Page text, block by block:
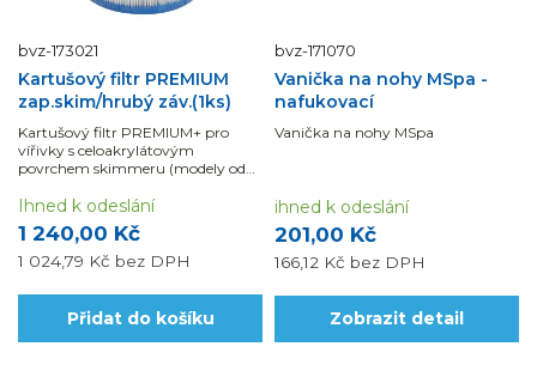
bvz-173021
Kartušový filtr PREMIUM
zap.skim/hrubý záv.(1ks)
Kartušový filtr PREMIUM+ pro
vířivky s celoakrylátovým
povrchem skimmeru (modely od
1 240,00 Kč
1 024,79 Kč bez DPH
Ihned k odeslání
Přidat do košíku
bvz-171070
Vanička na nohy MSpa -
nafukovací
Vanička na nohy MSpa
201,00 Kč
166,12 Kč bez DPH
ihned k odeslání
Zobrazit detail